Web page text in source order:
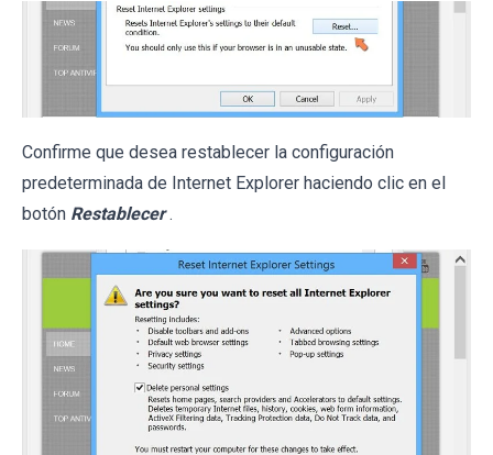
Confirme que desea restablecer la configuración
predeterminada de Internet Explorer haciendo clic en el
botón Restablecer .